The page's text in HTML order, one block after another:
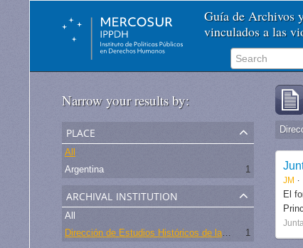
Guía de Archivos
vinculados a las
Narrow your results by:
place
All
Argentina
1
archival institution
All
Dirección de Estudios Históricos de la Fuerza Aérea
1
JM
El